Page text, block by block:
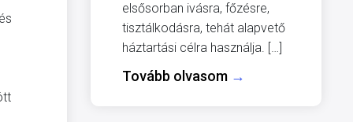
elsősorban ivásra, főzésre,
tisztálkodásra, tehát alapvető
háztartási célra használja. […]
Tovább olvasom →